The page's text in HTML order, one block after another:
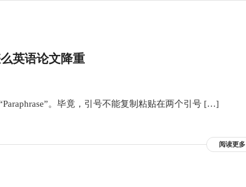
英语论文降重
。毕竟，引号不能复制粘贴在两个引号 […]
阅读更多